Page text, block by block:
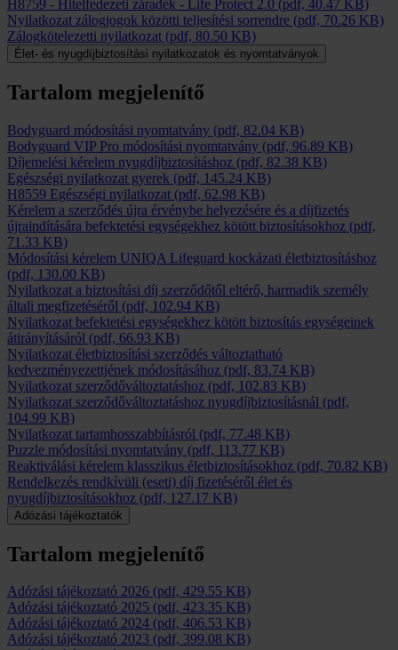
H8759 - Hitelfedezeti záradék - Life Protect 2.0 (pdf, 40.47 KB)
Nyilatkozat zálogjogok közötti teljesítési sorrendre (pdf, 70.26 KB)
Zálogkötelezetti nyilatkozat (pdf, 80.50 KB)
Élet- és nyugdíjbiztosítási nyilatkozatok és nyomtatványok
Tartalom megjelenítő
Bodyguard módosítási nyomtatvány (pdf, 82.04 KB)
Bodyguard VIP Pro módosítási nyomtatvány (pdf, 96.89 KB)
Díjemelési kérelem nyugdíjbiztosításhoz (pdf, 82.38 KB)
Egészségi nyilatkozat gyerek (pdf, 145.24 KB)
H8559 Egészségi nyilatkozat (pdf, 62.98 KB)
Kérelem a szerződés újra érvénybe helyezésére és a díjfizetés
újraindítására befektetési egységekhez kötött biztosításokhoz (pdf,
71.33 KB)
Módosítási kérelem UNIQA Lifeguard kockázati életbiztosításhoz
(pdf, 130.00 KB)
Nyilatkozat a biztosítási díj szerződőtől eltérő, harmadik személy
általi megfizetéséről (pdf, 102.94 KB)
Nyilatkozat befektetési egységekhez kötött biztosítás egységeinek
átirányításáról (pdf, 66.93 KB)
Nyilatkozat életbiztosítási szerződés változtatható
kedvezményezettjének módosításához (pdf, 83.74 KB)
Nyilatkozat szerződőváltoztatáshoz (pdf, 102.83 KB)
Nyilatkozat szerződőváltoztatáshoz nyugdíjbiztosításnál (pdf,
104.99 KB)
Nyilatkozat tartamhosszabbításról (pdf, 77.48 KB)
Puzzle módosítási nyomtatvány (pdf, 113.77 KB)
Reaktiválási kérelem klasszikus életbiztosításokhoz (pdf, 70.82 KB)
Rendelkezés rendkívüli (eseti) díj fizetéséről élet és
nyugdíjbiztosításokhoz (pdf, 127.17 KB)
Adózási tájékoztatók
Tartalom megjelenítő
Adózási tájékoztató 2026 (pdf, 429.55 KB)
Adózási tájékoztató 2025 (pdf, 423.35 KB)
Adózási tájékoztató 2024 (pdf, 406.53 KB)
Adózási tájékoztató 2023 (pdf, 399.08 KB)